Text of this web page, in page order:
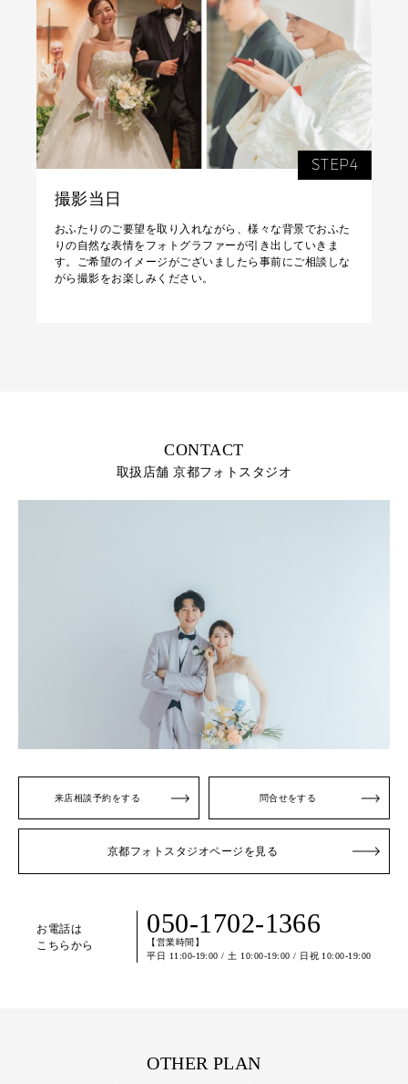
STEP4
撮影当日
おふたりのご要望を取り入れながら、様々な背景でおふた
りの自然な表情をフォトグラファーが引き出していきま
す。ご希望のイメージがございましたら事前にご相談しな
がら撮影をお楽しみください。
CONTACT
取扱店舗 京都フォトスタジオ
来店相談予約をする 問合せをする
京都フォトスタジオページを見る
お電話は
こちらから
050-1702-1366
【営業時間】
平日 11:00-19:00 / 土 10:00-19:00 / 日祝 10:00-19:00
OTHER PLAN